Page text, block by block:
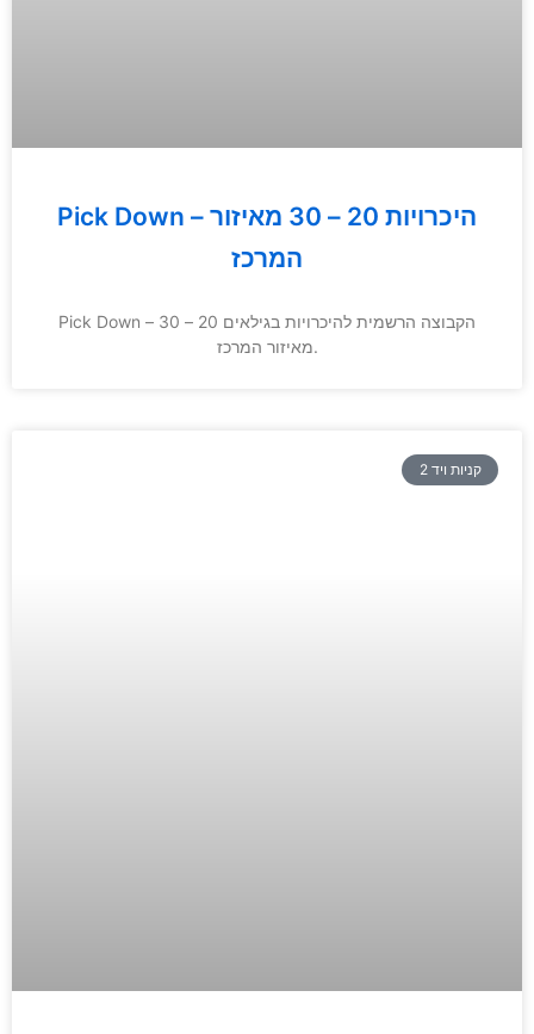
Pick Down – היכרויות 20 – 30 מאיזור
המרכז
Pick Down – הקבוצה הרשמית להיכרויות בגילאים 20 – 30
מאיזור המרכז.
קניות ויד 2